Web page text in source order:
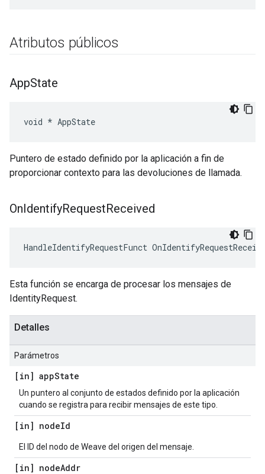
Atributos públicos
AppState
void * AppState
Puntero de estado definido por la aplicación a fin de
proporcionar contexto para las devoluciones de llamada.
OnIdentifyRequestReceived
HandleIdentifyRequestFunct
Esta función se encarga de procesar los mensajes de
IdentityRequest.
Detalles
Parámetros
[in] appState
Un puntero al conjunto de estados definido por la aplicación
cuando se registra para recibir mensajes de este tipo.
[in] nodeId
El ID del nodo de Weave del origen del mensaje.
[in] nodeAddr